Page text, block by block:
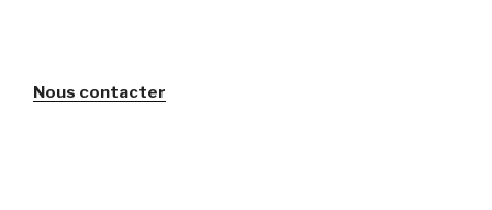
Nous contacter